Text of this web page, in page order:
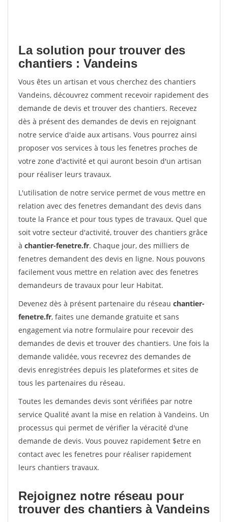
La solution pour trouver des
chantiers : Vandeins
Vous êtes un artisan et vous cherchez des chantiers
Vandeins, découvrez comment recevoir rapidement des
demande de devis et trouver des chantiers. Recevez
dès à présent des demandes de devis en rejoignant
notre service d'aide aux artisans. Vous pourrez ainsi
proposer vos services à tous les fenetres proches de
votre zone d'activité et qui auront besoin d'un artisan
pour réaliser leurs travaux.
L'utilisation de notre service permet de vous mettre en
relation avec des fenetres demandant des devis dans
toute la France et pour tous types de travaux. Quel que
soit votre secteur d'activité, trouver des chantiers grâce
à chantier-fenetre.fr. Chaque jour, des milliers de
fenetres demandent des devis en ligne. Nous pouvons
facilement vous mettre en relation avec des fenetres
demandeurs de travaux pour leur Habitat.
Devenez dès à présent partenaire du réseau chantier-
fenetre.fr, faites une demande gratuite et sans
engagement via notre formulaire pour recevoir des
demandes de devis et trouver des chantiers. Une fois la
demande validée, vous recevrez des demandes de
devis enregistrées depuis les plateformes et sites de
tous les partenaires du réseau.
Toutes les demandes devis sont vérifiées par notre
service Qualité avant la mise en relation à Vandeins. Un
processus qui permet de vérifier la véracité d'une
demande de devis. Vous pouvez rapidement $etre en
contact avec les fenetres pour réaliser rapidement
leurs chantiers travaux.
Rejoignez notre réseau pour
trouver des chantiers à Vandeins